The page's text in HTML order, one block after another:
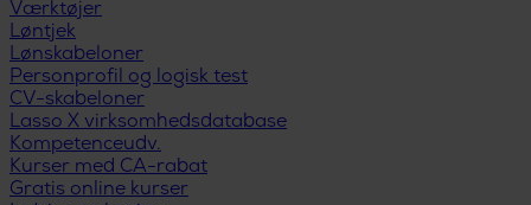
Værktøjer
Løntjek
Lønskabeloner
Personprofil og logisk test
CV-skabeloner
Lasso X virksomhedsdatabase
Kompetenceudv.
Kurser med CA-rabat
Gratis online kurser